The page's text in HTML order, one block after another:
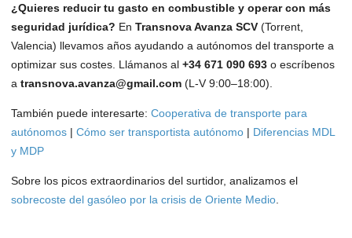
¿Quieres reducir tu gasto en combustible y operar con más
seguridad jurídica? EnTransnova Avanza SCV (Torrent,
Valencia) llevamos años ayudando a autónomos del transporte a
optimizar sus costes. Llámanos al+34 671 090 693 o escríbenos
atransnova.avanza@gmail.com (L-V 9:00–18:00).
También puede interesarte:Cooperativa de transporte para
autónomos |Cómo ser transportista autónomo | Diferencias MDL
y MDP
Sobre los picos extraordinarios del surtidor, analizamos el
sobrecoste del gasóleo por la crisis de Oriente Medio.